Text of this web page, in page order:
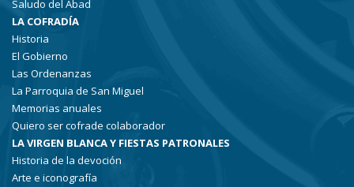
Saludo del Abad
LA COFRADÍA
Historia
El Gobierno
Las Ordenanzas
La Parroquia de San Miguel
Memorias anuales
Quiero ser cofrade colaborador
LA VIRGEN BLANCA Y FIESTAS PATRONALES
Historia de la devoción
Arte e iconografía